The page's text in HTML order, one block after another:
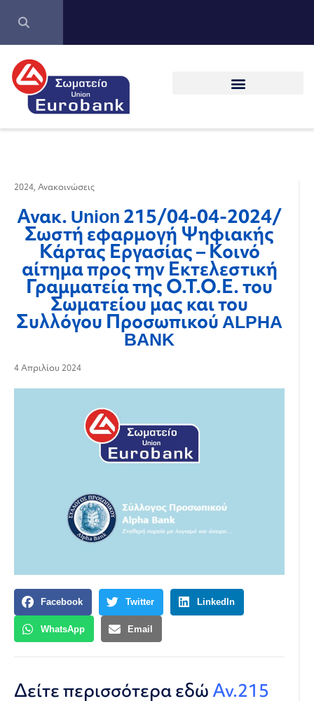
2024, Ανακοινώσεις
Ανακ. Union 215/04-04-2024/
Σωστή εφαρμογή Ψηφιακής
Κάρτας Εργασίας – Κοινό
αίτημα προς την Εκτελεστική
Γραμματεία της Ο.Τ.Ο.Ε. του
Σωματείου μας και του
Συλλόγου Προσωπικού ALPHA
BANK
4 Απριλίου 2024
Facebook Twitter LinkedIn
WhatsApp Email
Δείτε περισσότερα εδώΑν.215